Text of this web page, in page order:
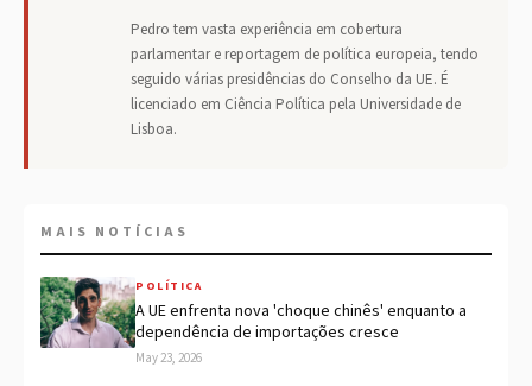
Pedro tem vasta experiência em cobertura
parlamentar e reportagem de política europeia, tendo
seguido várias presidências do Conselho da UE. É
licenciado em Ciência Política pela Universidade de
Lisboa.
MAIS NOTÍCIAS
POLÍTICA
A UE enfrenta nova 'choque chinês' enquanto a
dependência de importações cresce
May 23, 2026